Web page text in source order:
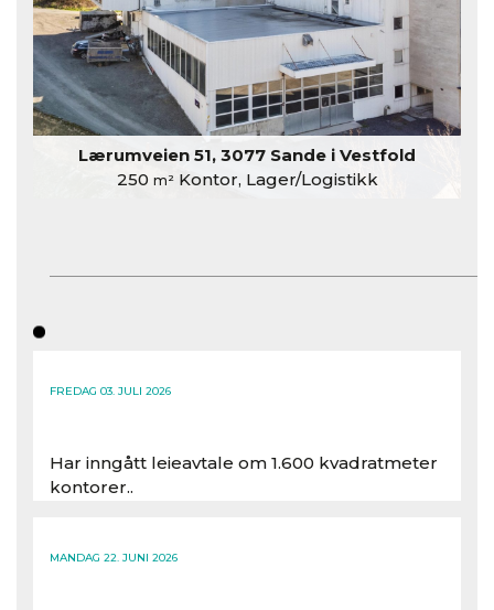
Lærumveien 51, 3077 Sande i Vestfold
250 m²Kontor, Lager/Logistikk
FREDAG 03. JULI 2026
Har inngått leieavtale om 1.600 kvadratmeter
kontorer..
MANDAG 22. JUNI 2026